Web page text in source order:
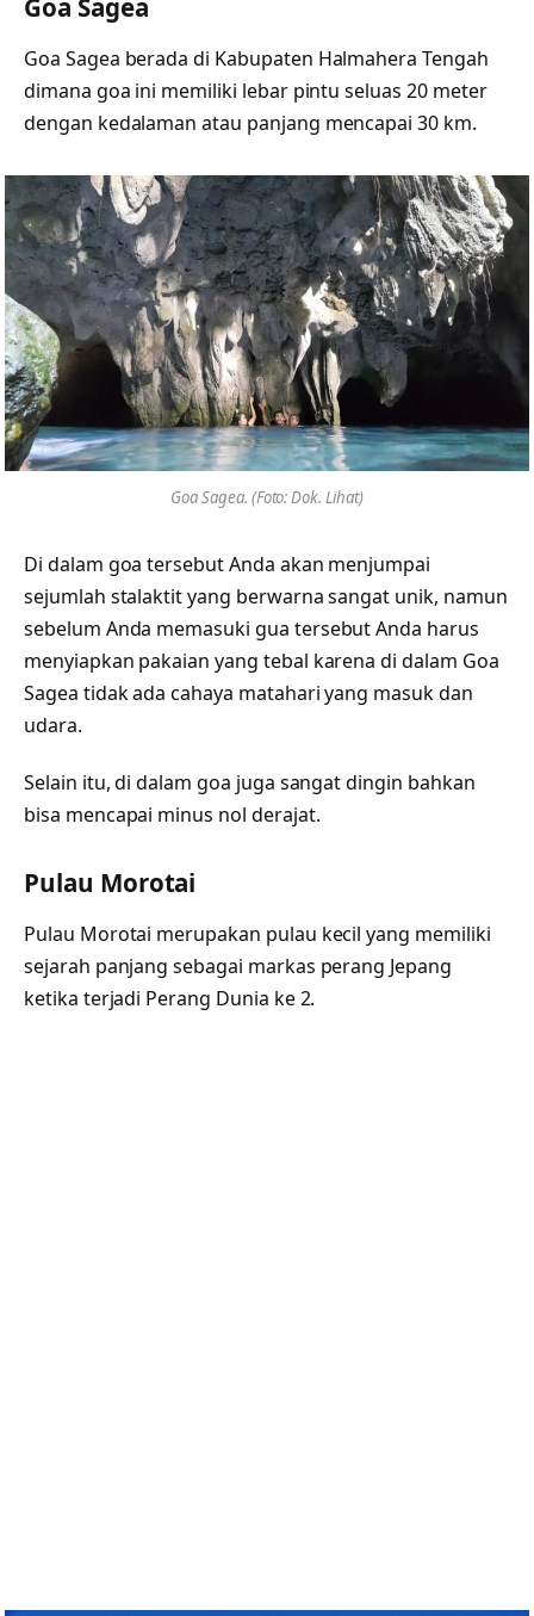
Goa Sagea
Goa Sagea berada di Kabupaten Halmahera Tengah
dimana goa ini memiliki lebar pintu seluas 20 meter
dengan kedalaman atau panjang mencapai 30 km.
Goa Sagea. (Foto: Dok. Lihat)
Di dalam goa tersebut Anda akan menjumpai
sejumlah stalaktit yang berwarna sangat unik, namun
sebelum Anda memasuki gua tersebut Anda harus
menyiapkan pakaian yang tebal karena di dalam Goa
Sagea tidak ada cahaya matahari yang masuk dan
udara.
Selain itu, di dalam goa juga sangat dingin bahkan
bisa mencapai minus nol derajat.
Pulau Morotai
Pulau Morotai merupakan pulau kecil yang memiliki
sejarah panjang sebagai markas perang Jepang
ketika terjadi Perang Dunia ke 2.